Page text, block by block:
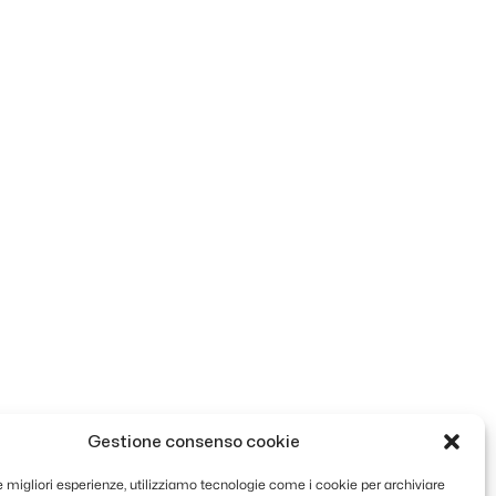
Gestione consenso cookie
migliori esperienze, utilizziamo tecnologie come i cookie per archiviare